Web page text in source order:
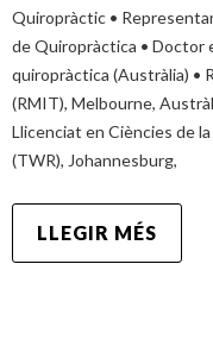
Quiropràctic •
de Quiropràctica • Doctor
quiropràctica (Austràlia) •
(RMIT), Melbourne,
Llicenciat en Ciències de
(TWR), Johannesburg,
LLEGIR MÉS